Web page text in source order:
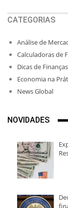
CATEGORIAS
Análise de
Calculadoras de
Dicas de Finanças
Economia na
News Global
NOVIDADES